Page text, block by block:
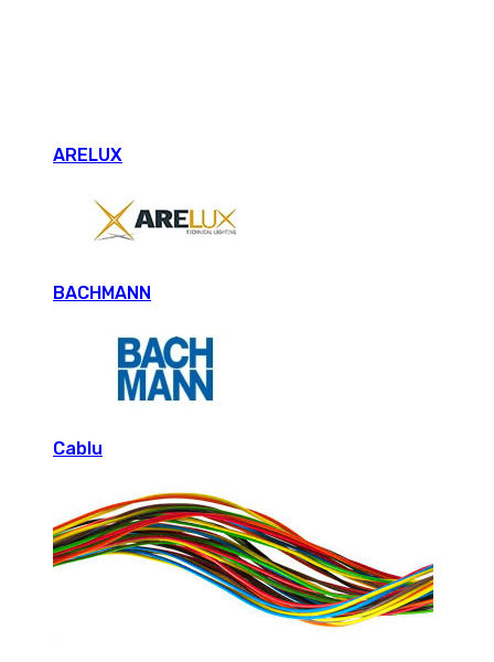
ARELUX
BACHMANN
Cablu